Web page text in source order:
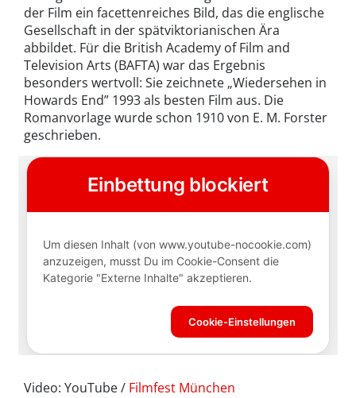
der Film ein facettenreiches Bild, das die englische
Gesellschaft in der spätviktorianischen Ära
abbildet. Für die British Academy of Film and
Television Arts (BAFTA) war das Ergebnis
besonders wertvoll: Sie zeichnete „Wiedersehen in
Howards End” 1993 als besten Film aus. Die
Romanvorlage wurde schon 1910 von E. M. Forster
geschrieben.
Video: YouTube / Filmfest München